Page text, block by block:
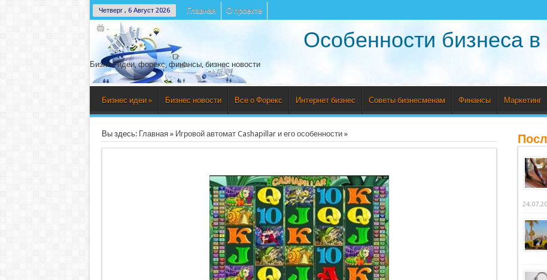
Четверг , 6 Август 2026 Главная О проекте
Особенности бизнеса в
Бизнес идеи, форекс, финансы, бизнес новости
Бизнес идеи » Бизнес новости Все о Форекс Интернет бизнес Советы бизнесменам Финансы Маркетинг
Вы здесь: Главная» Игровой автомат Cashapillar и его особенности»